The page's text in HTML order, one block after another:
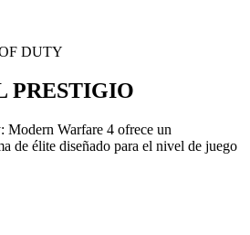
DUTY
PRESTIGIO
Warfare 4 ofrece un
de élite diseñado para el nivel de juego